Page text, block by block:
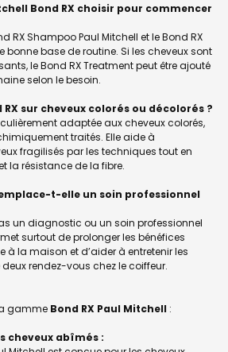
Bond RX choisir pour commencer
RX Shampoo Paul Mitchell et le Bond RX
bonne base de routine. Si les cheveux sont
le Bond RX Treatment peut être ajouté
selon le besoin.
sur cheveux colorés ou décolorés ?
adaptée aux cheveux colorés,
traités. Elle aide à
fragilisés par les techniques tout en
la résistance de la fibre.
t-elle un soin professionnel
un diagnostic ou un soin professionnel
surtout de prolonger les bénéfices
à la maison et d’aider à entretenir les
rendez-vous chez le coiffeur.
gamme Bond RX Paul Mitchell :
cheveux abîmés :